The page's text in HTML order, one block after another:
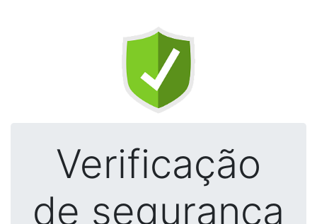
Verificação
de segurança